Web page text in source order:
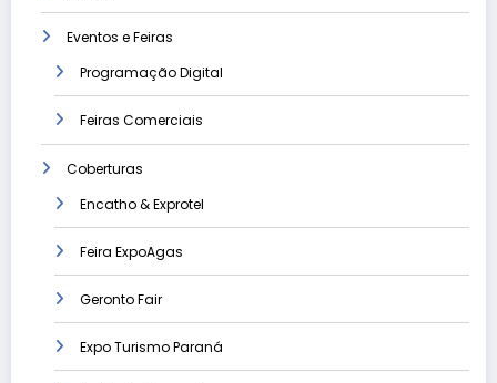
Eventos e Feiras
Programação Digital
Feiras Comerciais
Coberturas
Encatho & Exprotel
Feira ExpoAgas
Geronto Fair
Expo Turismo Paraná